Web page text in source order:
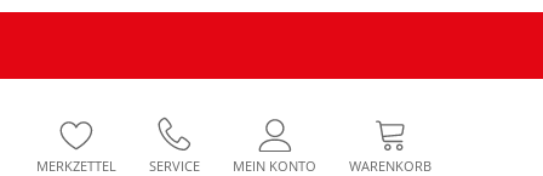
MERKZETTEL SERVICE MEIN KONTO WARENKORB